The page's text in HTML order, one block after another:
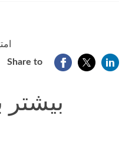
امتیاز:
Share to
بیشتر